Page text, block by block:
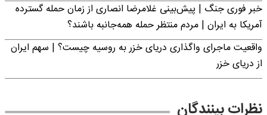
خبر فوری جنگ | پیش‌بینی غلامرضا انصاری از زمان حمله گسترده
آمریکا به ایران | مردم منتظر حمله همه‌جانبه باشند؟
واقعیت ماجرای واگذاری دریای خزر به روسیه چیست؟ | سهم ایران
از دریای خزر
نظرات بینندگان